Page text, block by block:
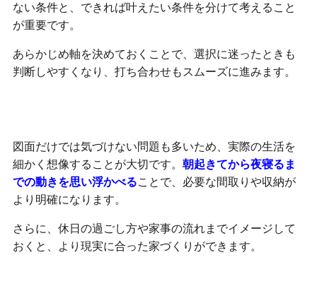
ない条件と、できれば叶えたい条件を分けて考えること
が重要です。
あらかじめ軸を決めておくことで、選択に迷ったときも
判断しやすくなり、打ち合わせもスムーズに進みます。
図面だけでは気づけない問題も多いため、実際の生活を
細かく想像することが大切です。 朝起きてから夜寝るま
での動きを思い浮かべることで、必要な間取りや収納が
より明確になります。
さらに、休日の過ごし方や家事の流れまでイメージして
おくと、より現実に合った家づくりができます。